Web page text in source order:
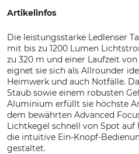
Artikelinfos
Die leistungsstarke Ledlenser
mit bis zu 1200 Lumen
zu 320 m und einer Laufzeit
eignet sie sich als Allrounder
Heimwerk und auch Notfälle.
Staub sowie einem robusten
Aluminium erfüllt sie höchste
dem bewährten Advanced
Lichtkegel schnell von Spot
die intuitive Ein-Knopf-
gestaltet.